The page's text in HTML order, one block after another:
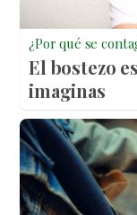
¿Por qué se
El bostezo
imaginas